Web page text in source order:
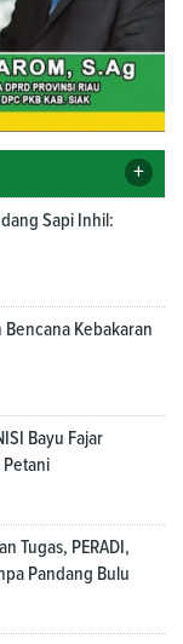
+
Sapi Inhil:
Kebakaran
Bayu Fajar
Petani
Tugas, PERADI,
Pandang Bulu